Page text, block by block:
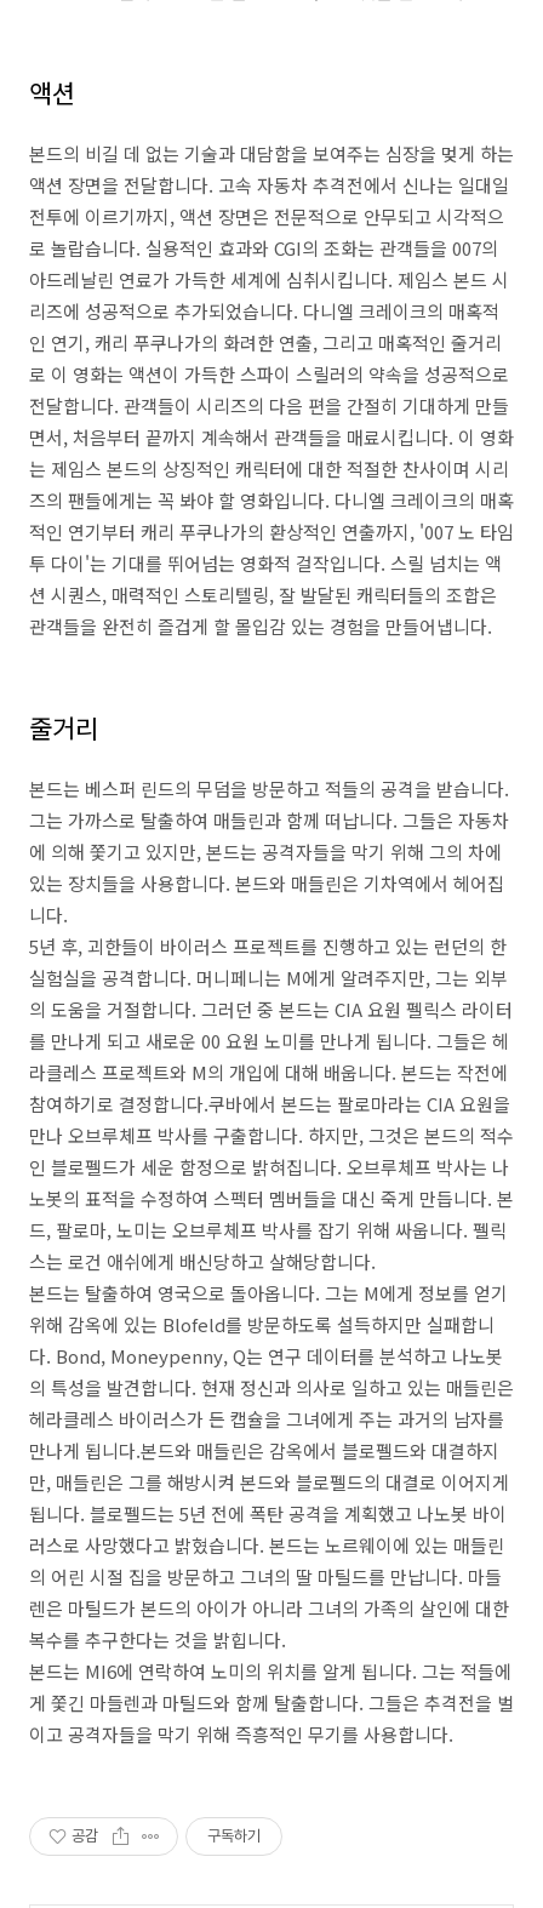
액션
본드의 비길 데 없는 기술과 대담함을 보여주는 심장을 멎게 하는
액션 장면을 전달합니다. 고속 자동차 추격전에서 신나는 일대일
전투에 이르기까지, 액션 장면은 전문적으로 안무되고 시각적으
로 놀랍습니다. 실용적인 효과와 CGI의 조화는 관객들을 007의
아드레날린 연료가 가득한 세계에 심취시킵니다. 제임스 본드 시
리즈에 성공적으로 추가되었습니다. 다니엘 크레이크의 매혹적
인 연기, 캐리 푸쿠나가의 화려한 연출, 그리고 매혹적인 줄거리
로 이 영화는 액션이 가득한 스파이 스릴러의 약속을 성공적으로
전달합니다. 관객들이 시리즈의 다음 편을 간절히 기대하게 만들
면서, 처음부터 끝까지 계속해서 관객들을 매료시킵니다. 이 영화
는 제임스 본드의 상징적인 캐릭터에 대한 적절한 찬사이며 시리
즈의 팬들에게는 꼭 봐야 할 영화입니다. 다니엘 크레이크의 매혹
적인 연기부터 캐리 푸쿠나가의 환상적인 연출까지, '007 노 타임
투 다이'는 기대를 뛰어넘는 영화적 걸작입니다. 스릴 넘치는 액
션 시퀀스, 매력적인 스토리텔링, 잘 발달된 캐릭터들의 조합은
관객들을 완전히 즐겁게 할 몰입감 있는 경험을 만들어냅니다.
줄거리
본드는 베스퍼 린드의 무덤을 방문하고 적들의 공격을 받습니다.
그는 가까스로 탈출하여 매들린과 함께 떠납니다. 그들은 자동차
에 의해 쫓기고 있지만, 본드는 공격자들을 막기 위해 그의 차에
있는 장치들을 사용합니다. 본드와 매들린은 기차역에서 헤어집
니다.
5년 후, 괴한들이 바이러스 프로젝트를 진행하고 있는 런던의 한
실험실을 공격합니다. 머니페니는 M에게 알려주지만, 그는 외부
의 도움을 거절합니다. 그러던 중 본드는 CIA 요원 펠릭스 라이터
를 만나게 되고 새로운 00 요원 노미를 만나게 됩니다. 그들은 헤
라클레스 프로젝트와 M의 개입에 대해 배웁니다. 본드는 작전에
참여하기로 결정합니다.쿠바에서 본드는 팔로마라는 CIA 요원을
만나 오브루체프 박사를 구출합니다. 하지만, 그것은 본드의 적수
인 블로펠드가 세운 함정으로 밝혀집니다. 오브루체프 박사는 나
노봇의 표적을 수정하여 스펙터 멤버들을 대신 죽게 만듭니다. 본
드, 팔로마, 노미는 오브루체프 박사를 잡기 위해 싸웁니다. 펠릭
스는 로건 애쉬에게 배신당하고 살해당합니다.
본드는 탈출하여 영국으로 돌아옵니다. 그는 M에게 정보를 얻기
위해 감옥에 있는 Blofeld를 방문하도록 설득하지만 실패합니
다. Bond, Moneypenny, Q는 연구 데이터를 분석하고 나노봇
의 특성을 발견합니다. 현재 정신과 의사로 일하고 있는 매들린은
헤라클레스 바이러스가 든 캡슐을 그녀에게 주는 과거의 남자를
만나게 됩니다.본드와 매들린은 감옥에서 블로펠드와 대결하지
만, 매들린은 그를 해방시켜 본드와 블로펠드의 대결로 이어지게
됩니다. 블로펠드는 5년 전에 폭탄 공격을 계획했고 나노봇 바이
러스로 사망했다고 밝혔습니다. 본드는 노르웨이에 있는 매들린
의 어린 시절 집을 방문하고 그녀의 딸 마틸드를 만납니다. 마들
렌은 마틸드가 본드의 아이가 아니라 그녀의 가족의 살인에 대한
복수를 추구한다는 것을 밝힙니다.
본드는 MI6에 연락하여 노미의 위치를 알게 됩니다. 그는 적들에
게 쫓긴 마들렌과 마틸드와 함께 탈출합니다. 그들은 추격전을 벌
이고 공격자들을 막기 위해 즉흥적인 무기를 사용합니다.
공감 구독하기